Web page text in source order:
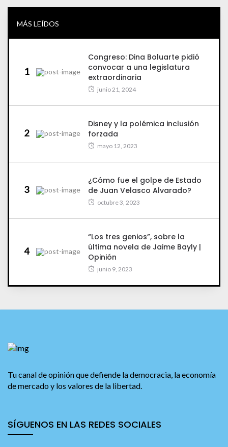
MÁS LEÍDOS
1
Congreso: Dina Boluarte pidió
convocar a una legislatura
extraordinaria
junio 21, 2024
2
Disney y la polémica inclusión
forzada
mayo 12, 2023
3
¿Cómo fue el golpe de Estado
de Juan Velasco Alvarado?
octubre 3, 2023
4
“Los tres genios”, sobre la
última novela de Jaime Bayly |
Opinión
junio 9, 2023
Tu canal de opinión que defiende la democracia, la economía
de mercado y los valores de la libertad.
SÍGUENOS EN LAS REDES SOCIALES